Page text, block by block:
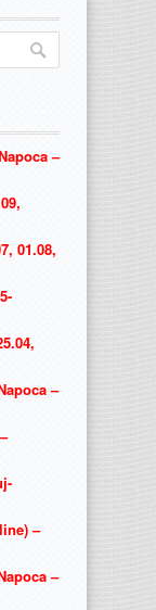
–
01.08,
–
–
–